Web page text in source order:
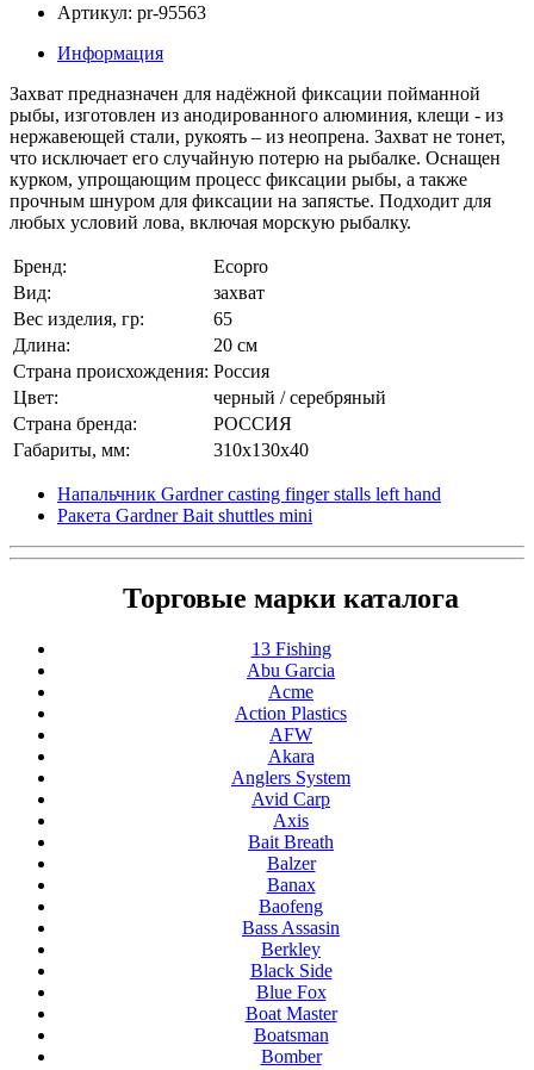
Артикул: pr-95563
Информация
Захват предназначен для надёжной фиксации пойманной
рыбы, изготовлен из анодированного алюминия, клещи - из
нержавеющей стали, рукоять – из неопрена. Захват не тонет,
что исключает его случайную потерю на рыбалке. Оснащен
курком, упрощающим процесс фиксации рыбы, а также
прочным шнуром для фиксации на запястье. Подходит для
любых условий лова, включая морскую рыбалку.
Бренд:
Ecopro
Вид:
захват
Вес изделия, гр:
65
Длина:
20 см
Страна происхождения: Россия
Цвет:
черный / серебряный
Страна бренда:
РОССИЯ
Габариты, мм:
310x130x40
Напальчник Gardner casting finger stalls left hand
Ракета Gardner Bait shuttles mini
Торговые марки каталога
13 Fishing
Abu Garcia
Acme
Action Plastics
AFW
Akara
Anglers System
Avid Carp
Axis
Bait Breath
Balzer
Banax
Baofeng
Bass Assasin
Berkley
Black Side
Blue Fox
Boat Master
Boatsman
Bomber